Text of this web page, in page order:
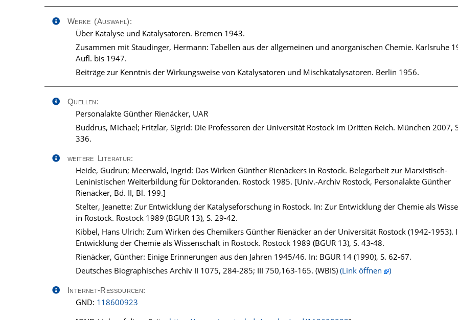
Werke (Auswahl):
Über Katalyse und Katalysatoren. Bremen 1943.
Zusammen mit Staudinger, Hermann: Tabellen aus der allgemeinen und anorganischen Chemie. Karlsruhe
Aufl. bis 1947.
Beiträge zur Kenntnis der Wirkungsweise von Katalysatoren und Mischkatalysatoren. Berlin 1956.
Quellen:
Personalakte Günther Rienäcker, UAR
Buddrus, Michael; Fritzlar, Sigrid: Die Professoren der Universität Rostock im Dritten Reich. München 2007,
336.
weitere Literatur:
Heide, Gudrun; Meerwald, Ingrid: Das Wirken Günther Rienäckers in Rostock. Belegarbeit zur Marxistisch-
Leninistischen Weiterbildung für Doktoranden. Rostock 1985. [Univ.-Archiv Rostock, Personalakte Günther
Rienäcker, Bd. II, Bl. 199.]
Stelter, Jeanette: Zur Entwicklung der Katalyseforschung in Rostock. In: Zur Entwicklung der Chemie als
in Rostock. Rostock 1989 (BGUR 13), S. 29-42.
Kibbel, Hans Ulrich: Zum Wirken des Chemikers Günther Rienäcker an der Universität Rostock (1942-1953).
Entwicklung der Chemie als Wissenschaft in Rostock. Rostock 1989 (BGUR 13), S. 43-48.
Rienäcker, Günther: Einige Erinnerungen aus den Jahren 1945/46. In: BGUR 14 (1990), S. 62-67.
Deutsches Biographisches Archiv II 1075, 284-285; III 750,163-165. (WBIS) (Link öffnen )
Internet-Ressourcen:
GND: 118600923